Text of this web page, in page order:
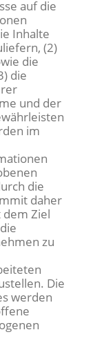
auf die
Inhalte
(2)
die
die
und der
im
die
daher
Ziel
zu
Die
werden